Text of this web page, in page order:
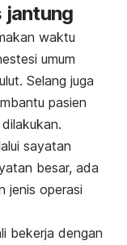
jantung
waktu
umum
Selang juga
pasien
sayatan
besar, ada
jenis operasi
bekerja dengan